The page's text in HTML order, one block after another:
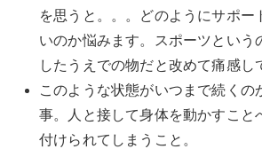
を思うと。。。どのようにサポー
いのか悩みます。スポーツという
したうえでの物だと改めて痛感し
このような状態がいつまで続くの
事。人と接して身体を動かすこと
付けられてしまうこと。